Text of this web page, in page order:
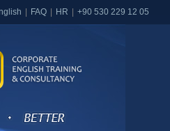
FAQ HR +90 530 229 12 05